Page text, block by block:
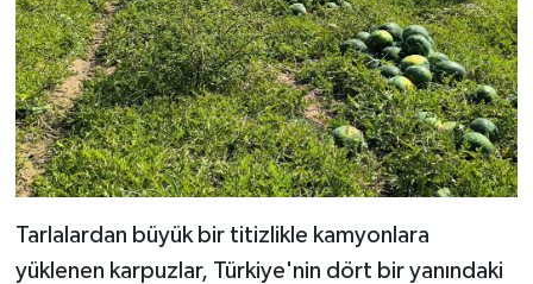
Tarlalardan büyük bir titizlikle kamyonlara
yüklenen karpuzlar, Türkiye'nin dört bir yanındaki